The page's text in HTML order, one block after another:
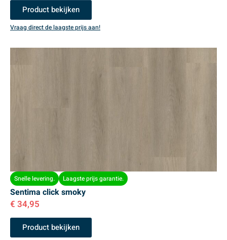
Product bekijken
Vraag direct de laagste prijs aan!
Snelle levering. Laagste prijs garantie.
Sentima click smoky
€ 34,95
Product bekijken